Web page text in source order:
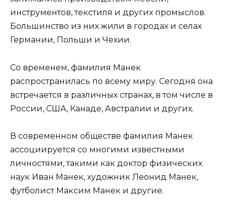
инструментов, текстиля и других промыслов.
Большинство из них жили в городах и селах
Германии, Польши и Чехии.
Со временем, фамилия Манек
распространилась по всему миру. Сегодня она
встречается в различных странах, в том числе в
России, США, Канаде, Австралии и других.
В современном обществе фамилия Манек
ассоциируется со многими известными
личностями, такими как доктор физических
наук Иван Манек, художник Леонид Манек,
футболист Максим Манек и другие.